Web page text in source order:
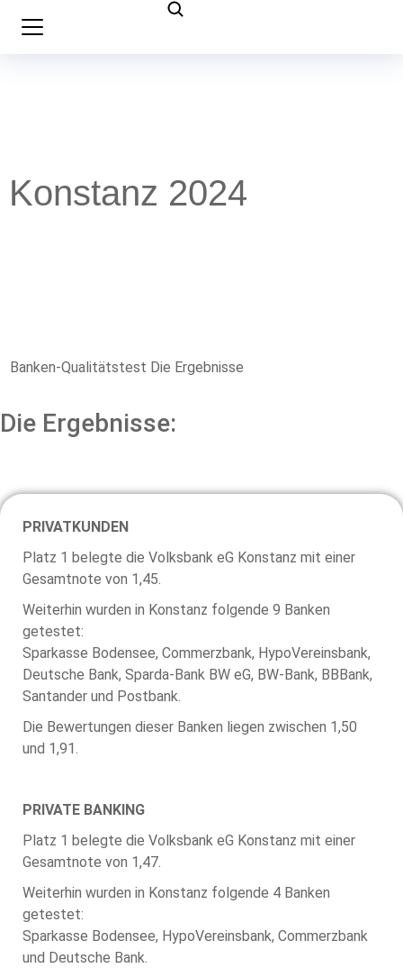
Konstanz 2024
Banken-Qualitätstest Die Ergebnisse
Die Ergebnisse:
PRIVATKUNDEN
Platz 1 belegte die Volksbank eG Konstanz mit einer
Gesamtnote von 1,45.
Weiterhin wurden in Konstanz folgende 9 Banken
getestet:
Sparkasse Bodensee, Commerzbank, HypoVereinsbank,
Deutsche Bank, Sparda-Bank BW eG, BW-Bank, BBBank,
Santander und Postbank.
Die Bewertungen dieser Banken liegen zwischen 1,50
und 1,91.
PRIVATE BANKING
Platz 1 belegte die Volksbank eG Konstanz mit einer
Gesamtnote von 1,47.
Weiterhin wurden in Konstanz folgende 4 Banken
getestet:
Sparkasse Bodensee, HypoVereinsbank, Commerzbank
und Deutsche Bank.